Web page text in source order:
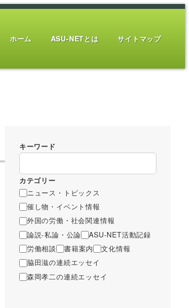
ホーム ASU-NETとは サイトマップ
キーワード
カテゴリー
ニュース・トピックス
催し物・イベント情報
外国の労働・社会関連情報
論説-私論・公論
ASU-NET活動記録
労働相談
書籍案内
文化情報
脇田滋の連続エッセイ
森岡孝二の連続エッセイ